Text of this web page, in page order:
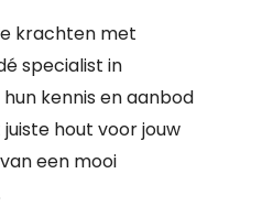
krachten met
specialist in
kennis en aanbod
hout voor jouw
een mooi